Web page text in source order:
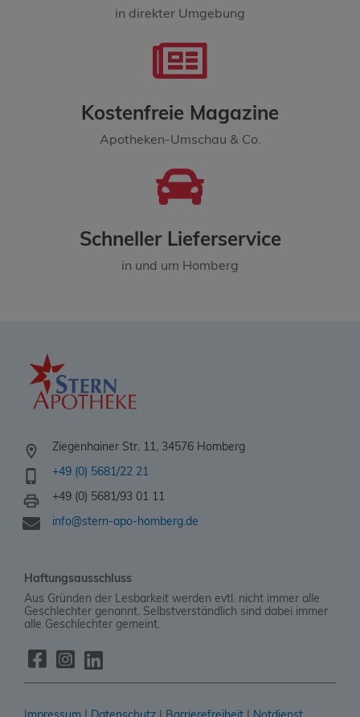
in direkter Umgebung
Kostenfreie Magazine
Apotheken-Umschau & Co.
Schneller Lieferservice
in und um Homberg
Ziegenhainer Str. 11, 34576 Homberg
+49 (0) 5681/22 21
+49 (0) 5681/93 01 11
info@stern-apo-homberg.de
Haftungsausschluss
Aus Gründen der Lesbarkeit werden evtl. nicht immer alle
Geschlechter genannt. Selbstverständlich sind dabei immer
alle Geschlechter gemeint.